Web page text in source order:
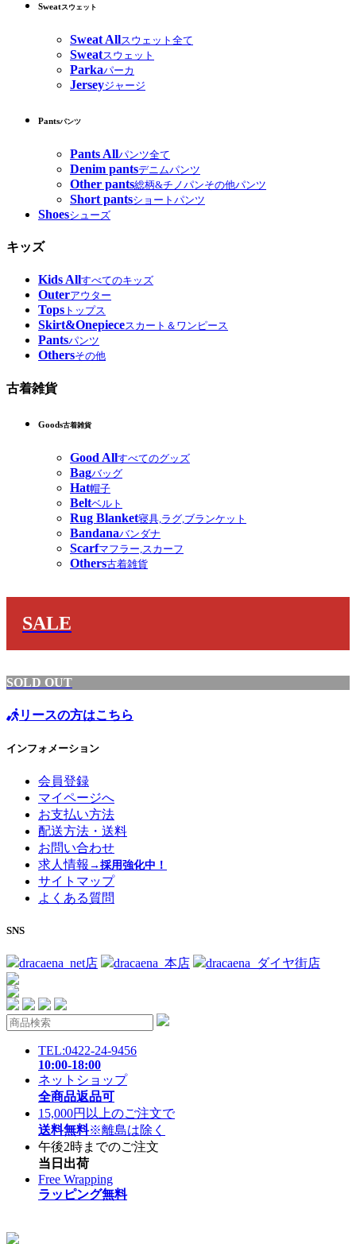
Sweatスウェット
Sweat Allスウェット全て
Sweatスウェット
Parkaパーカ
Jerseyジャージ
Pantsパンツ
Pants Allパンツ全て
Denim pantsデニムパンツ
Other pants総柄&チノパンその他パンツ
Short pantsショートパンツ
Shoesシューズ
キッズ
Kids Allすべてのキッズ
Outerアウター
Tops トップス
Skirt&Onepieceスカート＆ワンピース
Pantsパンツ
Othersその他
古着雑貨
Goods古着雑貨
Good Allすべてのグッズ
Bagバッグ
Hat帽子
Beltベルト
Rug Blanket寝具,ラグ,ブランケット
Bandanaバンダナ
Scarfマフラー,スカーフ
Others古着雑貨
SALE
SOLD OUT
リースの方はこちら
インフォメーション
会員登録
マイページへ
お支払い方法
配送方法・送料
お問い合わせ
求人情報 →採用強化中！
サイトマップ
よくある質問
SNS
dracaena_net店 dracaena_本店 dracaena_ダイヤ街店
TEL:0422-24-9456
10:00-18:00
ネットショップ
全商品返品可
15,000円以上のご注文で
送料無料※離島は除く
午後2時までのご注文
当日出荷
Free Wrapping
ラッピング無料